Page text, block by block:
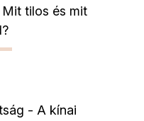
tilos és mit
- A kínai